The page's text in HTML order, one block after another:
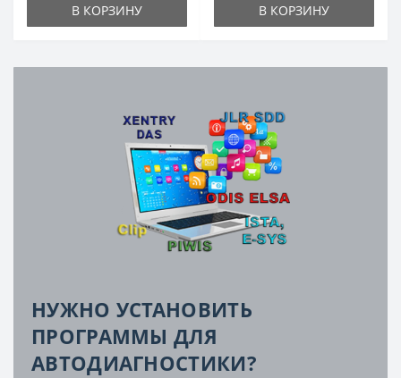
В КОРЗИНУ В КОРЗИНУ
НУЖНО УСТАНОВИТЬ
ПРОГРАММЫ ДЛЯ
АВТОДИАГНОСТИКИ?